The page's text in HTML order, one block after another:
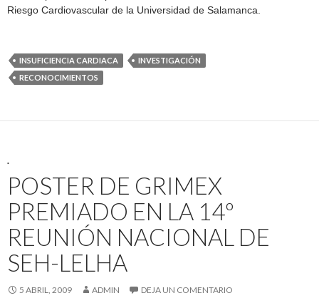
Riesgo Cardiovascular de la Universidad de Salamanca.
INSUFICIENCIA CARDIACA
INVESTIGACIÓN
RECONOCIMIENTOS
.
POSTER DE GRIMEX
PREMIADO EN LA 14º
REUNIÓN NACIONAL DE
SEH-LELHA
5 ABRIL, 2009 ADMIN DEJA UN COMENTARIO